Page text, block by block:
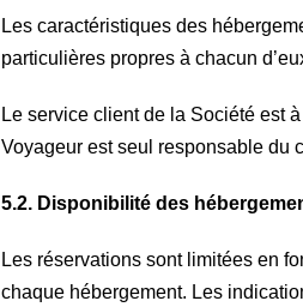
Les caractéristiques des
particulières propres à chacun
Le service client de la Société est
Voyageur est seul responsable du
5.2. Disponibilité des
Les réservations sont limitées en
chaque hébergement. Les